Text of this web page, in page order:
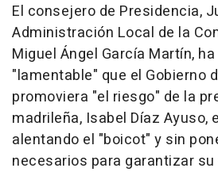
El consejero de Presidencia,
Administración Local de la
Miguel Ángel García Martín,
"lamentable" que el Gobierno
promoviera "el riesgo" de la
madrileña, Isabel Díaz Ayuso,
alentando el "boicot" y sin
necesarios para garantizar